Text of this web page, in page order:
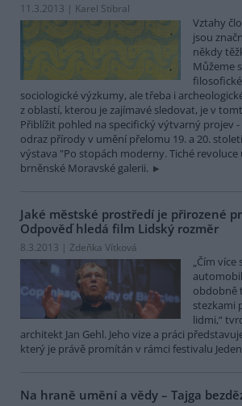
11.3.2013 | Karel Stibral
Vztahy
jsou
někdy
Můžeme
sociologické výzkumy, ale třeba i
z oblastí, kterou je zajímavé sledovat, je v
Přiblížit pohled na specifický výtvarný projev
odraz přírody v umění přelomu 19. a 20.
výstava "Po stopách moderny. Tiché
brněnské Moravské galerii.
Jaké městské prostředí je přirozené
Odpověď hledá film Lidský rozměr
8.3.2013 | Zdeňka Vítková
„Čím více
obdobně
stezkami
lidmi,“
architekt Jan Gehl. Jeho vize a práci
který je právě promítán v rámci festivalu
Na hraně umění a vědy – Tajga